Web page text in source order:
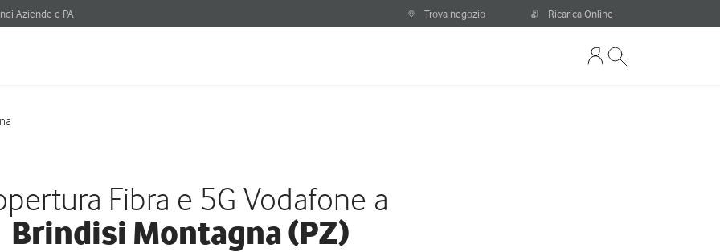
Aziende e PA Trova negozio Ricarica Online
Fibra e 5G Vodafone a
Brindisi Montagna (PZ)